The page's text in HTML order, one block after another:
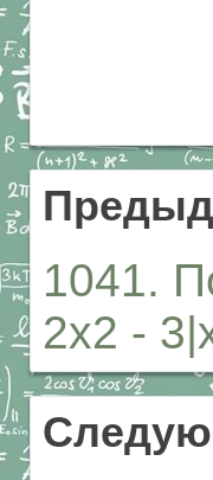
1041.
2х2 -